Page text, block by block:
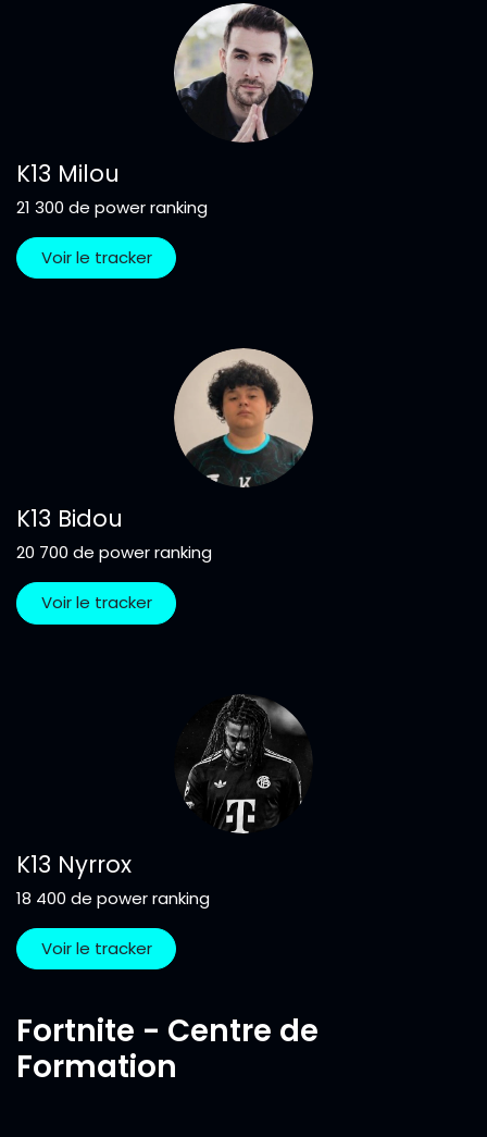
K13 Milou
21 300 de power ranking
Voir le tracker
K13 Bidou
20 700 de power ranking
Voir le tracker
K13 Nyrrox
18 400 de power ranking
Voir le tracker
Fortnite - Centre de
Formation